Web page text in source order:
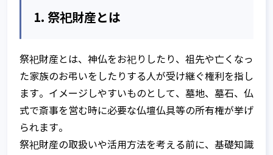
1. 祭祀財産とは
祭祀財産とは、神仏をお祀りしたり、祖先や亡くなっ
た家族のお弔いをしたりする人が受け継ぐ権利を指し
ます。イメージしやすいものとして、墓地、墓石、仏
式で斎事を営む時に必要な仏壇仏具等の所有権が挙げ
られます。
祭祀財産の取扱いや活用方法を考える前に、基礎知識